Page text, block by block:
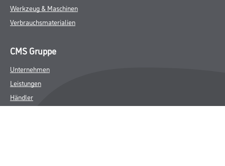
Werkzeug & Maschinen
Verbrauchsmaterialien
CMS Gruppe
Unternehmen
Leistungen
Händler